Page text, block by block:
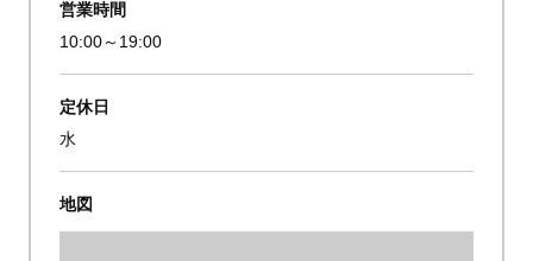
営業時間
10:00～19:00
定休日
水
地図